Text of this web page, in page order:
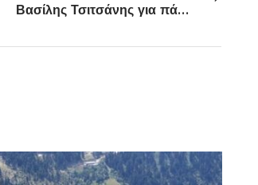
Βασίλης Τσιτσάνης για πάντα: Συναυλία-αφιέρωμα στο Θέατρο Παλλάς